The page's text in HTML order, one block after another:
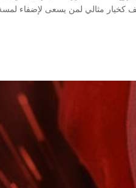
كخيار مثالي لمن يسعى لإضفاء